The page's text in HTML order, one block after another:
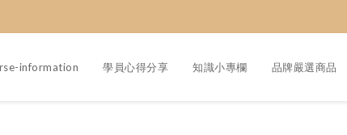
information 學員心得分享 知識小專欄 品牌嚴選商品